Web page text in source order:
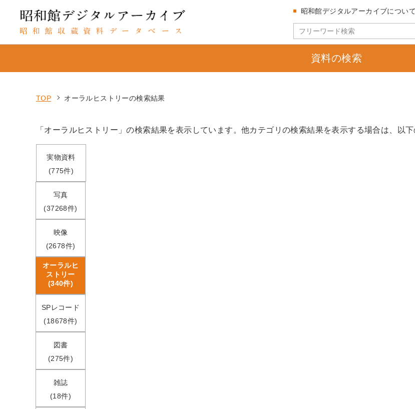
昭和館デジタルアーカイブについ
資料の検索
TOP オーラルヒストリーの検索結果
「オーラルヒストリー」の検索結果を表示しています。他カテゴリの検索結果を表示する場合は、以
実物資料
(775件)
写真
(37268件)
映像
(2678件)
オーラルヒ
ストリー
(340件)
SPレコード
(18678件)
図書
(275件)
雑誌
(18件)